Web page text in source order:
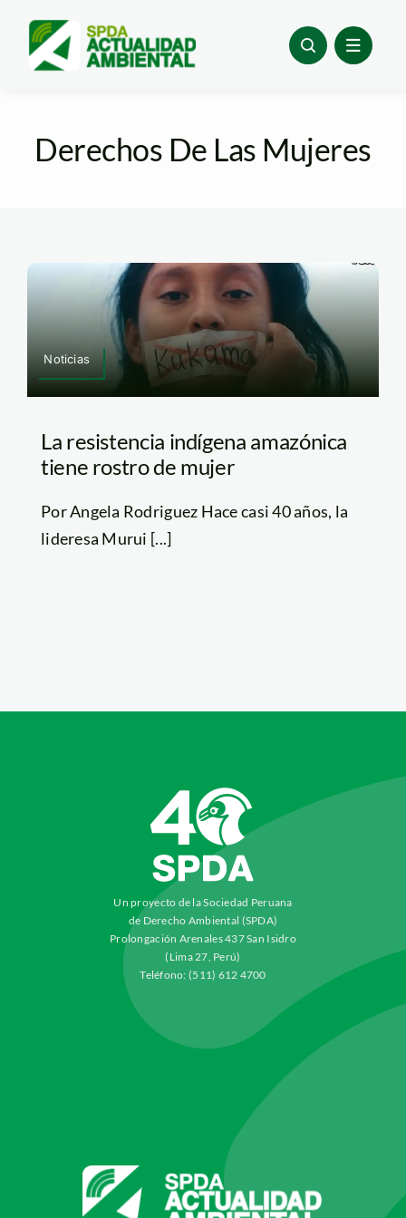
content
Derechos De Las Mujeres
Noticias
La resistencia indígena amazónica
tiene rostro de mujer
Por Angela Rodriguez Hace casi 40 años, la
lideresa Murui [...]
Un proyecto de la Sociedad Peruana
de Derecho Ambiental (SPDA)
Prolongación Arenales 437 San Isidro
(Lima 27, Perú)
Teléfono: (511) 612 4700